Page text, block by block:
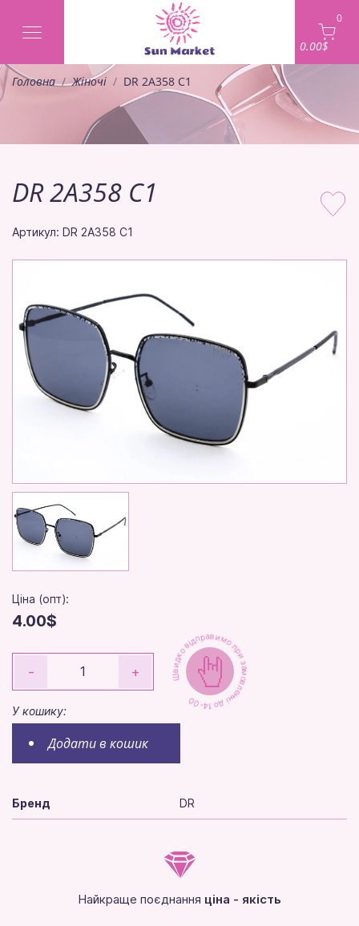
0
0.00$
Головна Жіночі DR 2A358 C1
DR 2A358 C1
Артикул: DR 2A358 C1
Ціна (опт):
4.00$
- +
У кошику:
Додати в кошик
Швидко відправимо при замовленні до 14-00
Бренд DR
Найкраще поєднання ціна - якість